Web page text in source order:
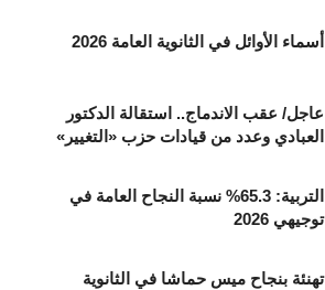
أسماء الأوائل في الثانوية العامة 2026
عاجل/ عقب الاندماج.. استقالة الدكتور
العبادي وعدد من قيادات حزب «التغيير»
التربية: 65.3% نسبة النجاح العامة في
توجيهي 2026
تهنئة بنجاح ميس حماشا في الثانوية